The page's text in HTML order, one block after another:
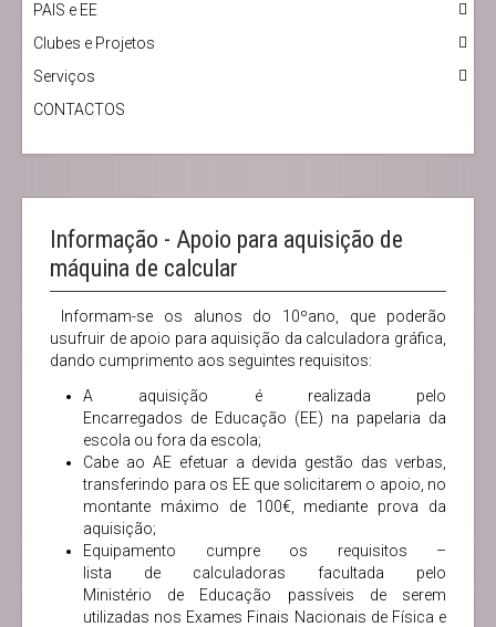
PAIS e EE
Clubes e Projetos
Serviços
CONTACTOS
Informação - Apoio para aquisição de
máquina de calcular
Informam-se os alunos do 10ºano, que poderão
usufruir de apoio para aquisição da calculadora gráfica,
dando cumprimento aos seguintes requisitos:
A aquisição é realizada pelo
Encarregados de Educação (EE) na papelaria da
escola ou fora da escola;
Cabe ao AE efetuar a devida gestão das verbas,
transferindo para os EE que solicitarem o apoio, no
montante máximo de 100€, mediante prova da
aquisição;
Equipamento cumpre os requisitos –
lista de calculadoras facultada pelo
Ministério de Educação passíveis de serem
utilizadas nos Exames Finais Nacionais de Física e